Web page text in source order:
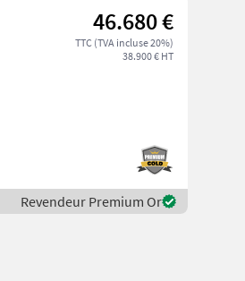
46.680 €
TTC (TVA incluse 20%)
38.900 € HT
Revendeur Premium Or